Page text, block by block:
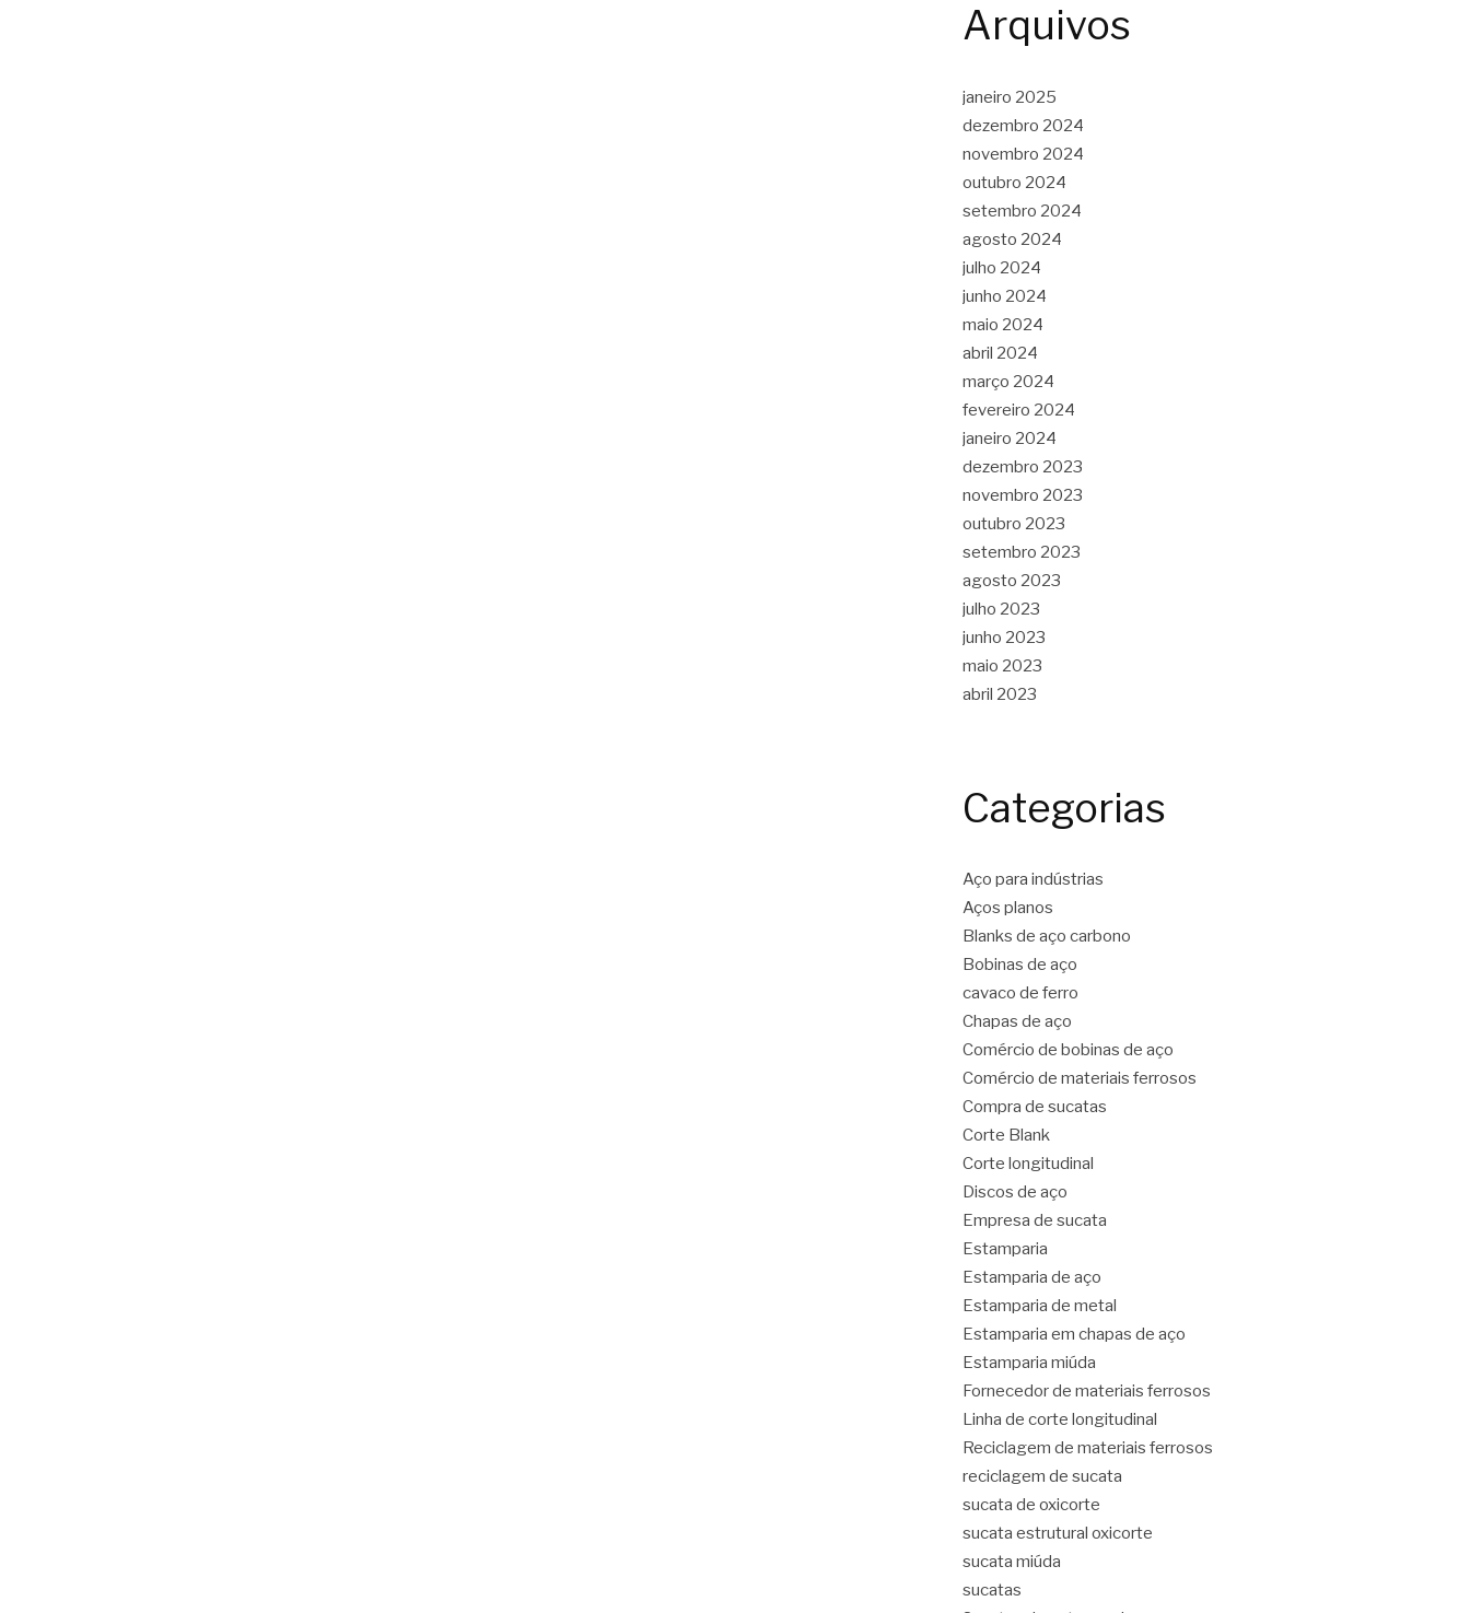
Arquivos
janeiro 2025
dezembro 2024
novembro 2024
outubro 2024
setembro 2024
agosto 2024
julho 2024
junho 2024
maio 2024
abril 2024
março 2024
fevereiro 2024
janeiro 2024
dezembro 2023
novembro 2023
outubro 2023
setembro 2023
agosto 2023
julho 2023
junho 2023
maio 2023
abril 2023
Categorias
Aço para indústrias
Aços planos
Blanks de aço carbono
Bobinas de aço
cavaco de ferro
Chapas de aço
Comércio de bobinas de aço
Comércio de materiais ferrosos
Compra de sucatas
Corte Blank
Corte longitudinal
Discos de aço
Empresa de sucata
Estamparia
Estamparia de aço
Estamparia de metal
Estamparia em chapas de aço
Estamparia miúda
Fornecedor de materiais ferrosos
Linha de corte longitudinal
Reciclagem de materiais ferrosos
reciclagem de sucata
sucata de oxicorte
sucata estrutural oxicorte
sucata miúda
sucatas